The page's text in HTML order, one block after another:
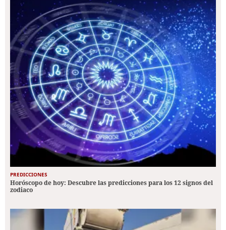
PREDICCIONES
Horóscopo de hoy: Descubre las predicciones para los 12 signos del
zodiaco